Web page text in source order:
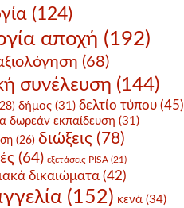
(124)
αποχή (192)
(68)
συνέλευση (144)
δήμος (31) δελτίο τύπου (45)
δωρεάν εκπαίδευση (31)
(26) διώξεις (78)
(64) εξετάσεις PISA (21)
δικαιώματα (42)
(152) κενά (34)